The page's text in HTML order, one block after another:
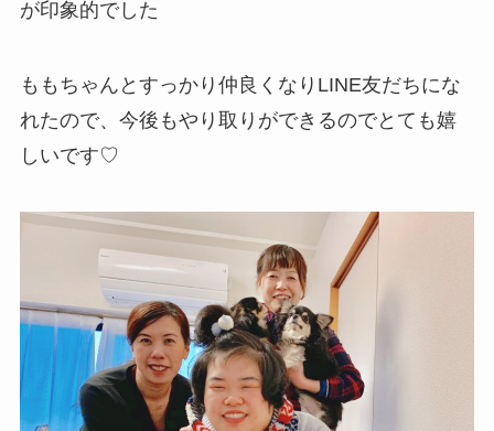
が印象的でした
ももちゃんとすっかり仲良くなりLINE友だちにな
れたので、今後もやり取りができるのでとても嬉
しいです♡